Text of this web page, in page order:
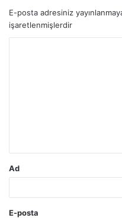
E-posta adresiniz
işaretlenmişlerdir
Ad
E-posta